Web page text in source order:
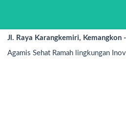
Jl. Raya Karangkemiri, Kemangkon
Agamis Sehat Ramah lingkungan